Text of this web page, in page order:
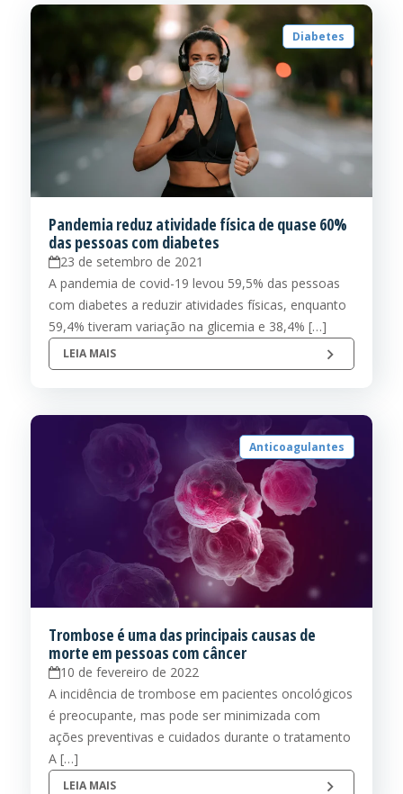
Diabetes
Pandemia reduz atividade física de quase 60%
das pessoas com diabetes
23 de setembro de 2021
A pandemia de covid-19 levou 59,5% das pessoas
com diabetes a reduzir atividades físicas, enquanto
59,4% tiveram variação na glicemia e 38,4% […]
LEIA MAIS
Anticoagulantes
Trombose é uma das principais causas de
morte em pessoas com câncer
10 de fevereiro de 2022
A incidência de trombose em pacientes oncológicos
é preocupante, mas pode ser minimizada com
ações preventivas e cuidados durante o tratamento
A […]
LEIA MAIS